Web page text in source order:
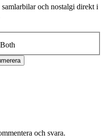
och nostalgi direkt i
och svara.